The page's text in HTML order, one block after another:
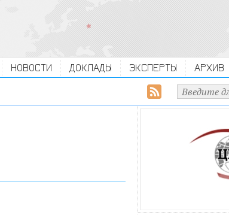
НОВОСТИ ДОКЛАДЫ ЭКСПЕРТЫ АРХИВ